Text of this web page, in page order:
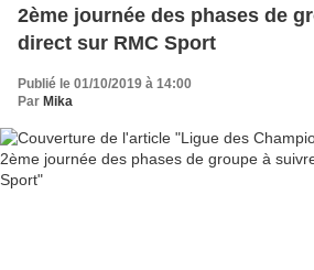
2ème journée des phases de
direct sur RMC Sport
Publié le 01/10/2019 à 14:00
Par Mika